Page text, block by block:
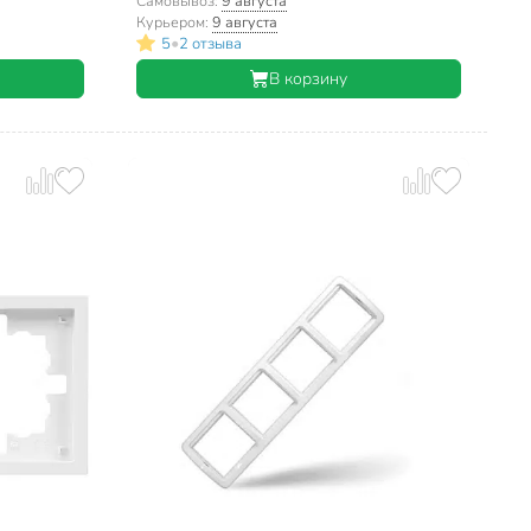
Курьером:9 августа
5•2 отзыва
В корзину